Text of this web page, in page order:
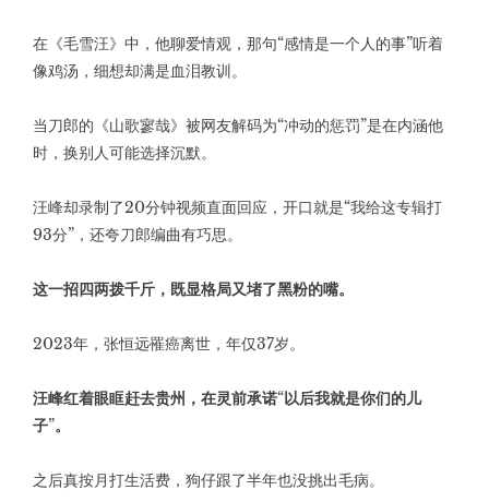
在《毛雪汪》中，他聊爱情观，那句“感情是一个人的事”听着
像鸡汤，细想却满是血泪教训。
当刀郎的《山歌寥哉》被网友解码为“冲动的惩罚”是在内涵他
时，换别人可能选择沉默。
汪峰却录制了20分钟视频直面回应，开口就是“我给这专辑打
93分”，还夸刀郎编曲有巧思。
这一招四两拨千斤，既显格局又堵了黑粉的嘴。
2023年，张恒远罹癌离世，年仅37岁。
汪峰红着眼眶赶去贵州，在灵前承诺“以后我就是你们的儿
子”。
之后真按月打生活费，狗仔跟了半年也没挑出毛病。